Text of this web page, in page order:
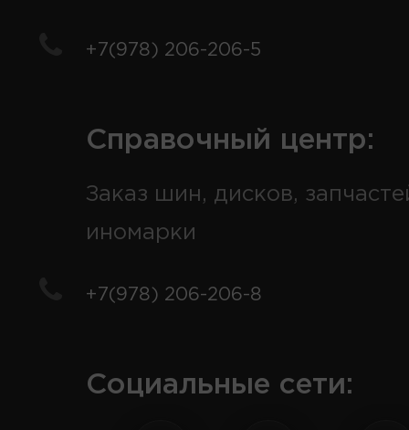
+7(978) 206-206-5
Справочный центр:
Заказ шин, дисков,
иномарки
+7(978) 206-206-8
Социальные сети: